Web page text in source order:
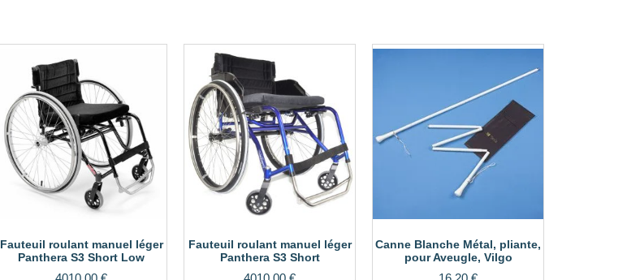
Fauteuil roulant manuel léger
Panthera S3 Short Low
Fauteuil roulant manuel léger
Panthera S3 Short
Canne Blanche Métal, pliante,
pour Aveugle, Vilgo